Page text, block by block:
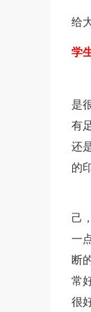
给
学
是
有
还
的
己
一
断
常
很